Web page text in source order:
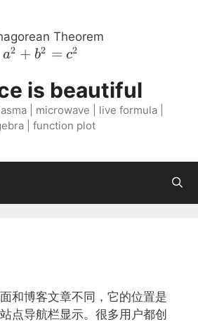
Theorem
a^{2}
b^{2}
=
c^{2}
a2 + b2 = c2
is beautiful
| microwave | live formula |
| function plot
和博客文章不同，它的位置是
点导航栏显示。很多用户都创